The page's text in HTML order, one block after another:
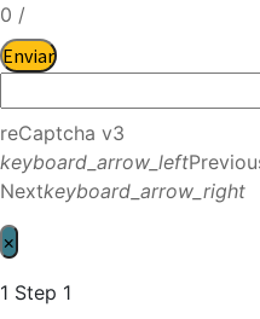
0 /
Enviar
reCaptcha v3
keyboard_arrow_left
Nextkeyboard_arrow_right
×
1 Step 1